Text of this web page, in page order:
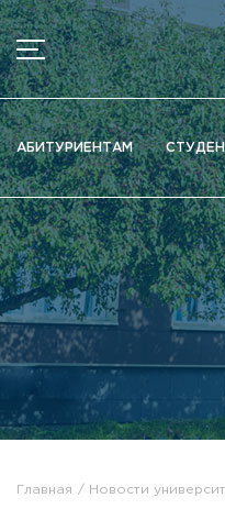
АБИТУРИЕНТАМ
МЕНЮ
Новости
Объявления
Документы
Сведения об
Официально о
Научная
Высшие школы /
Дополнительное
Федеральный
Вакантные места
Главная Новости